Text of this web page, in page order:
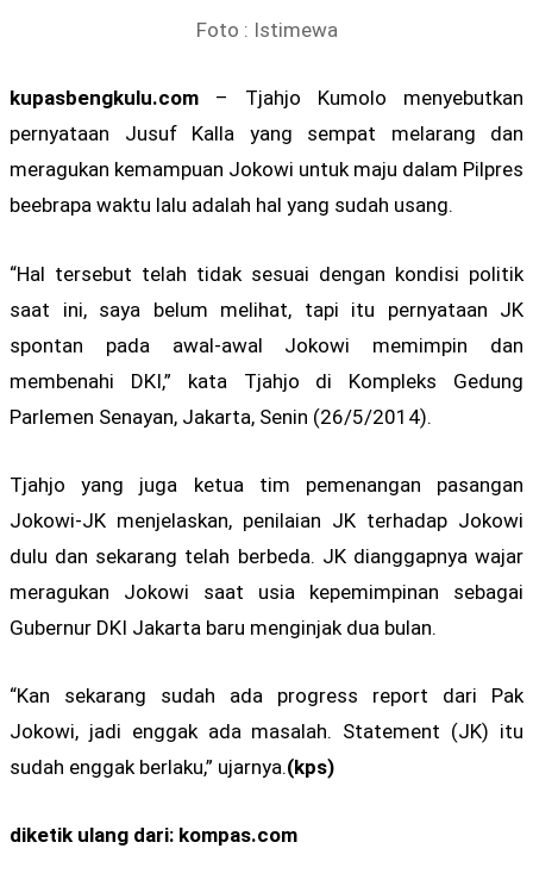
Foto : Istimewa
kupasbengkulu.com – Tjahjo Kumolo menyebutkan
pernyataan Jusuf Kalla yang sempat melarang dan
meragukan kemampuan Jokowi untuk maju dalam Pilpres
beebrapa waktu lalu adalah hal yang sudah usang.
“Hal tersebut telah tidak sesuai dengan kondisi politik
saat ini, saya belum melihat, tapi itu pernyataan JK
spontan pada awal-awal Jokowi memimpin dan
membenahi DKI,” kata Tjahjo di Kompleks Gedung
Parlemen Senayan, Jakarta, Senin (26/5/2014).
Tjahjo yang juga ketua tim pemenangan pasangan
Jokowi-JK menjelaskan, penilaian JK terhadap Jokowi
dulu dan sekarang telah berbeda. JK dianggapnya wajar
meragukan Jokowi saat usia kepemimpinan sebagai
Gubernur DKI Jakarta baru menginjak dua bulan.
“Kan sekarang sudah ada progress report dari Pak
Jokowi, jadi enggak ada masalah. Statement (JK) itu
sudah enggak berlaku,” ujarnya.(kps)
diketik ulang dari: kompas.com